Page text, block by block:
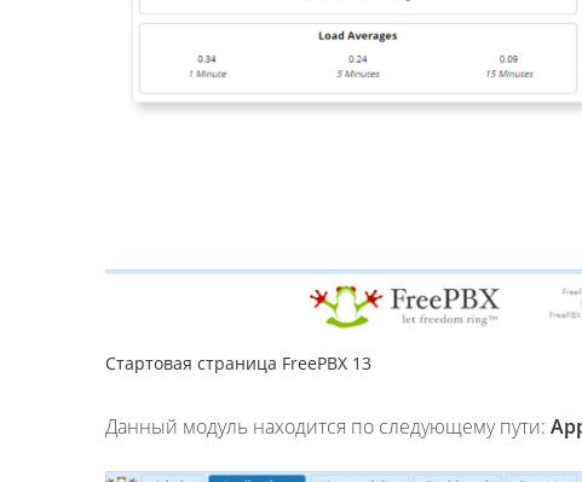
Стартовая страница FreePBX 13
Данный модуль находится по следующему пути: